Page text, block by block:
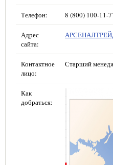
Телефон: 8 (800) 100-11-
Адрес
сайта:
Контактное
лицо:
Старший
Как
добраться: